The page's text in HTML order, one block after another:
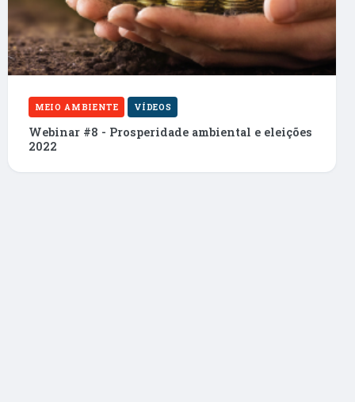
MEIO AMBIENTE VÍDEOS
Webinar #8 - Prosperidade ambiental e eleições
2022